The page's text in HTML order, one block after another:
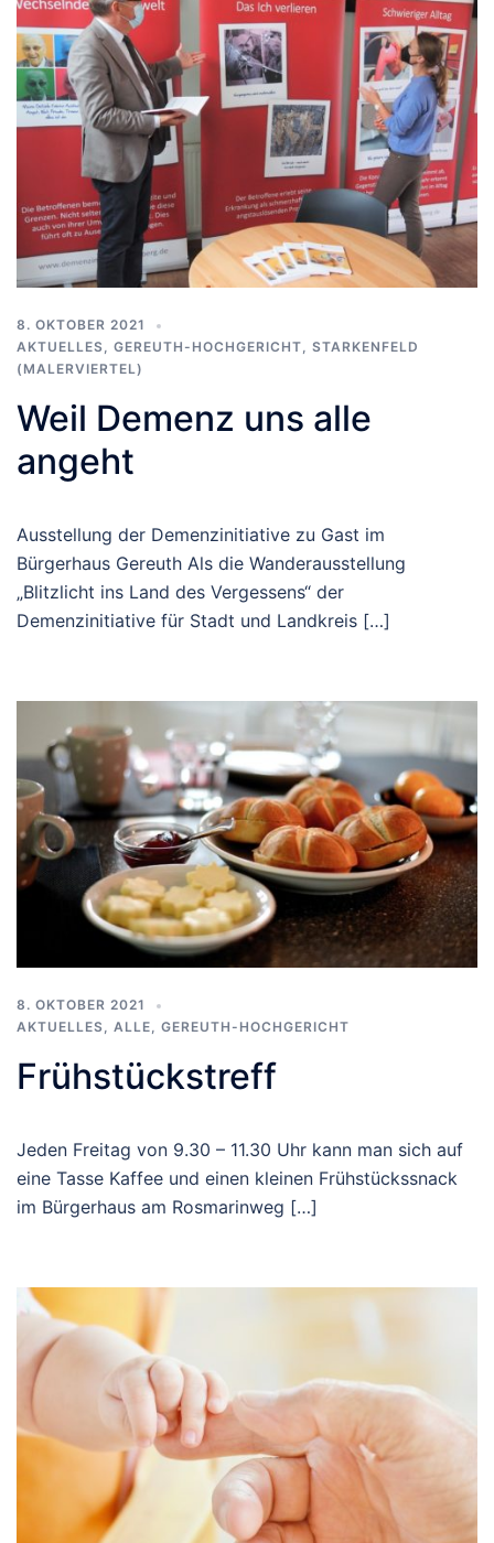
8. OKTOBER 2021
AKTUELLES
GEREUTH-HOCHGERICHT
STARKENFELD
(MALERVIERTEL)
Weil Demenz uns alle
angeht
Ausstellung der Demenzinitiative zu Gast im
Bürgerhaus Gereuth Als die Wanderausstellung
„Blitzlicht ins Land des Vergessens“ der
Demenzinitiative für Stadt und Landkreis […]
8. OKTOBER 2021
AKTUELLES
ALLE GEREUTH-HOCHGERICHT
Frühstückstreff
Jeden Freitag von 9.30 – 11.30 Uhr kann man sich auf
eine Tasse Kaffee und einen kleinen Frühstückssnack
im Bürgerhaus am Rosmarinweg […]